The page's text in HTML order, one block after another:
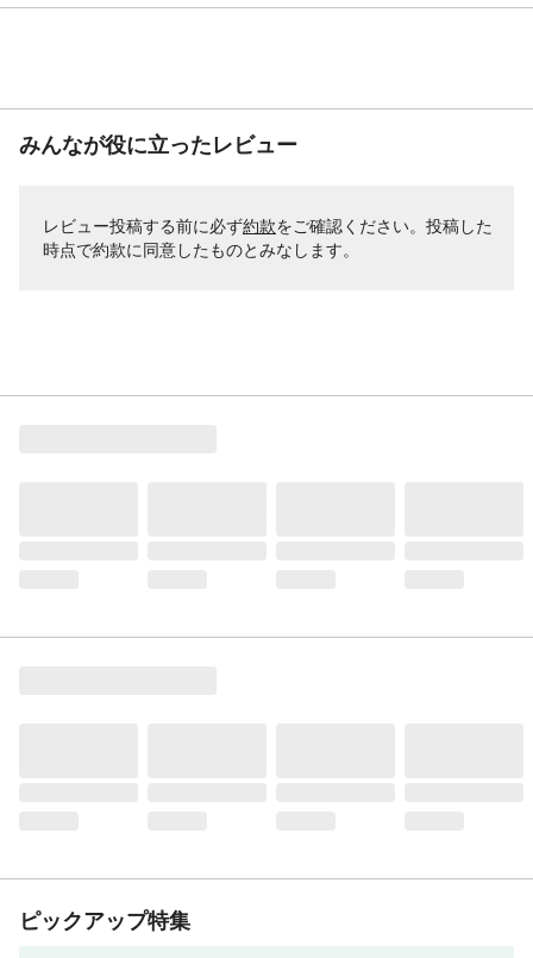
みんなが役に立ったレビュー
レビュー投稿する前に必ず約款をご確認ください。投稿した
時点で約款に同意したものとみなします。
ピックアップ特集